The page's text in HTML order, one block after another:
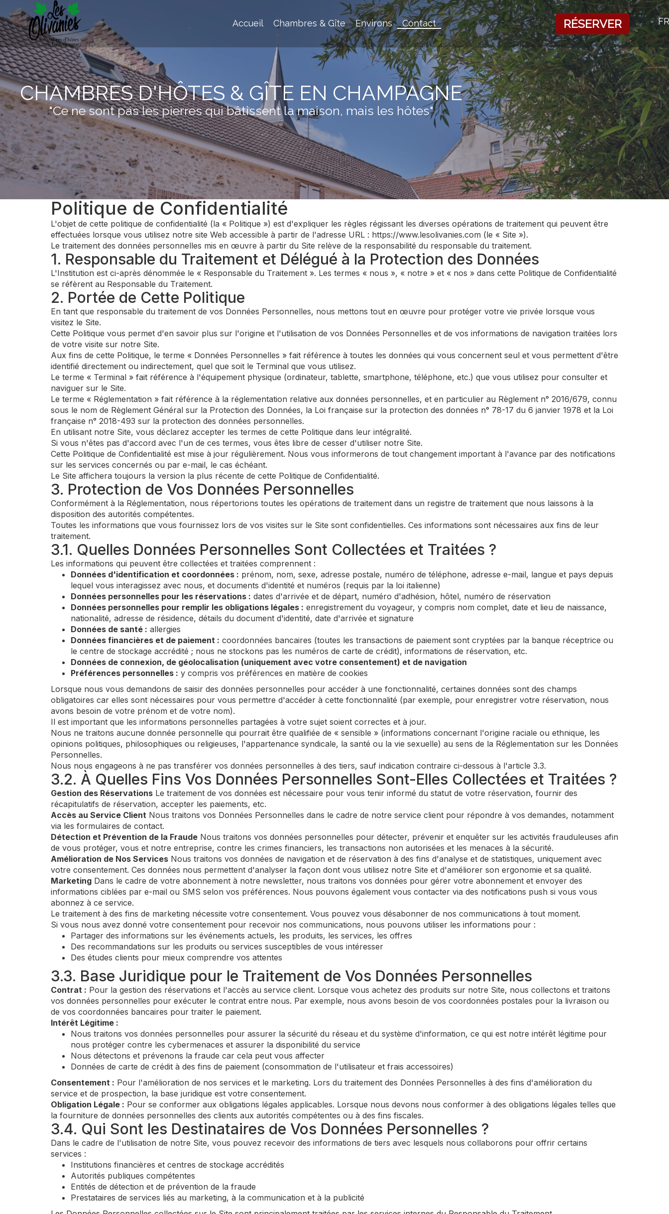
Accueil Chambres & Gîte Environs Contact RÉSERVER FR
CHAMBRES D'HÔTES & GÎTE EN CHAMPAGNE
"Ce ne sont pas les pierres qui bâtissent la maison, mais les hôtes"
Politique de Confidentialité
L'objet de cette politique de confidentialité (la « Politique ») est d'expliquer les règles régissant les diverses opérations de traitement qui peuvent être
effectuées lorsque vous utilisez notre site Web accessible à partir de l'adresse URL : https://www.lesolivanies.com (le « Site »).
Le traitement des données personnelles mis en œuvre à partir du Site relève de la responsabilité du responsable du traitement.
1. Responsable du Traitement et Délégué à la Protection des Données
L'Institution est ci-après dénommée le « Responsable du Traitement ». Les termes « nous », « notre » et « nos » dans cette Politique de Confidentialité
se réfèrent au Responsable du Traitement.
2. Portée de Cette Politique
En tant que responsable du traitement de vos Données Personnelles, nous mettons tout en œuvre pour protéger votre vie privée lorsque vous
visitez le Site.
Cette Politique vous permet d'en savoir plus sur l'origine et l'utilisation de vos Données Personnelles et de vos informations de navigation traitées lors
de votre visite sur notre Site.
Aux fins de cette Politique, le terme « Données Personnelles » fait référence à toutes les données qui vous concernent seul et vous permettent d'être
identifié directement ou indirectement, quel que soit le Terminal que vous utilisez.
Le terme « Terminal » fait référence à l'équipement physique (ordinateur, tablette, smartphone, téléphone, etc.) que vous utilisez pour consulter et
naviguer sur le Site.
Le terme « Réglementation » fait référence à la réglementation relative aux données personnelles, et en particulier au Règlement n° 2016/679, connu
sous le nom de Règlement Général sur la Protection des Données, la Loi française sur la protection des données n° 78-17 du 6 janvier 1978 et la Loi
française n° 2018-493 sur la protection des données personnelles.
En utilisant notre Site, vous déclarez accepter les termes de cette Politique dans leur intégralité.
Si vous n'êtes pas d'accord avec l'un de ces termes, vous êtes libre de cesser d'utiliser notre Site.
Cette Politique de Confidentialité est mise à jour régulièrement. Nous vous informerons de tout changement important à l'avance par des notifications
sur les services concernés ou par e-mail, le cas échéant.
Le Site affichera toujours la version la plus récente de cette Politique de Confidentialité.
3. Protection de Vos Données Personnelles
Conformément à la Réglementation, nous répertorions toutes les opérations de traitement dans un registre de traitement que nous laissons à la
disposition des autorités compétentes.
Toutes les informations que vous fournissez lors de vos visites sur le Site sont confidentielles. Ces informations sont nécessaires aux fins de leur
traitement.
3.1. Quelles Données Personnelles Sont Collectées et Traitées ?
Les informations qui peuvent être collectées et traitées comprennent :
Données d'identification et coordonnées : prénom, nom, sexe, adresse postale, numéro de téléphone, adresse e-mail, langue et pays depuis
lequel vous interagissez avec nous, et documents d'identité et numéros (requis par la loi italienne)
Données personnelles pour les réservations : dates d'arrivée et de départ, numéro d'adhésion, hôtel, numéro de réservation
Données personnelles pour remplir les obligations légales : enregistrement du voyageur, y compris nom complet, date et lieu de naissance,
nationalité, adresse de résidence, détails du document d'identité, date d'arrivée et signature
Données de santé : allergies
Données financières et de paiement : coordonnées bancaires (toutes les transactions de paiement sont cryptées par la banque réceptrice ou
le centre de stockage accrédité ; nous ne stockons pas les numéros de carte de crédit), informations de réservation, etc.
Données de connexion, de géolocalisation (uniquement avec votre consentement) et de navigation
Préférences personnelles : y compris vos préférences en matière de cookies
Lorsque nous vous demandons de saisir des données personnelles pour accéder à une fonctionnalité, certaines données sont des champs
obligatoires car elles sont nécessaires pour vous permettre d'accéder à cette fonctionnalité (par exemple, pour enregistrer votre réservation, nous
avons besoin de votre prénom et de votre nom).
Il est important que les informations personnelles partagées à votre sujet soient correctes et à jour.
Nous ne traitons aucune donnée personnelle qui pourrait être qualifiée de « sensible » (informations concernant l'origine raciale ou ethnique, les
opinions politiques, philosophiques ou religieuses, l'appartenance syndicale, la santé ou la vie sexuelle) au sens de la Réglementation sur les Données
Personnelles.
Nous nous engageons à ne pas transférer vos données personnelles à des tiers, sauf indication contraire ci-dessous à l'article 3.3.
3.2. À Quelles Fins Vos Données Personnelles Sont-Elles Collectées et Traitées ?
Gestion des Réservations Le traitement de vos données est nécessaire pour vous tenir informé du statut de votre réservation, fournir des
récapitulatifs de réservation, accepter les paiements, etc.
Accès au Service Client Nous traitons vos Données Personnelles dans le cadre de notre service client pour répondre à vos demandes, notamment
via les formulaires de contact.
Détection et Prévention de la Fraude Nous traitons vos données personnelles pour détecter, prévenir et enquêter sur les activités frauduleuses afin
de vous protéger, vous et notre entreprise, contre les crimes financiers, les transactions non autorisées et les menaces à la sécurité.
Amélioration de Nos Services Nous traitons vos données de navigation et de réservation à des fins d'analyse et de statistiques, uniquement avec
votre consentement. Ces données nous permettent d'analyser la façon dont vous utilisez notre Site et d'améliorer son ergonomie et sa qualité.
Marketing Dans le cadre de votre abonnement à notre newsletter, nous traitons vos données pour gérer votre abonnement et envoyer des
informations ciblées par e-mail ou SMS selon vos préférences. Nous pouvons également vous contacter via des notifications push si vous vous
abonnez à ce service.
Le traitement à des fins de marketing nécessite votre consentement. Vous pouvez vous désabonner de nos communications à tout moment.
Si vous nous avez donné votre consentement pour recevoir nos communications, nous pouvons utiliser les informations pour :
Partager des informations sur les événements actuels, les produits, les services, les offres
Des recommandations sur les produits ou services susceptibles de vous intéresser
Des études clients pour mieux comprendre vos attentes
3.3. Base Juridique pour le Traitement de Vos Données Personnelles
Contrat : Pour la gestion des réservations et l'accès au service client. Lorsque vous achetez des produits sur notre Site, nous collectons et traitons
vos données personnelles pour exécuter le contrat entre nous. Par exemple, nous avons besoin de vos coordonnées postales pour la livraison ou
de vos coordonnées bancaires pour traiter le paiement.
Intérêt Légitime :
Nous traitons vos données personnelles pour assurer la sécurité du réseau et du système d'information, ce qui est notre intérêt légitime pour
nous protéger contre les cybermenaces et assurer la disponibilité du service
Nous détectons et prévenons la fraude car cela peut vous affecter
Données de carte de crédit à des fins de paiement (consommation de l'utilisateur et frais accessoires)
Consentement : Pour l'amélioration de nos services et le marketing. Lors du traitement des Données Personnelles à des fins d'amélioration du
service et de prospection, la base juridique est votre consentement.
Obligation Légale : Pour se conformer aux obligations légales applicables. Lorsque nous devons nous conformer à des obligations légales telles que
la fourniture de données personnelles des clients aux autorités compétentes ou à des fins fiscales.
3.4. Qui Sont les Destinataires de Vos Données Personnelles ?
Dans le cadre de l'utilisation de notre Site, vous pouvez recevoir des informations de tiers avec lesquels nous collaborons pour offrir certains
services :
Institutions financières et centres de stockage accrédités
Autorités publiques compétentes
Entités de détection et de prévention de la fraude
Prestataires de services liés au marketing, à la communication et à la publicité